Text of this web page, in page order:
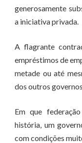
generosamente
a iniciativa privada.
A flagrante
empréstimos de
metade ou até
dos outros
Em que
história, um
com condições